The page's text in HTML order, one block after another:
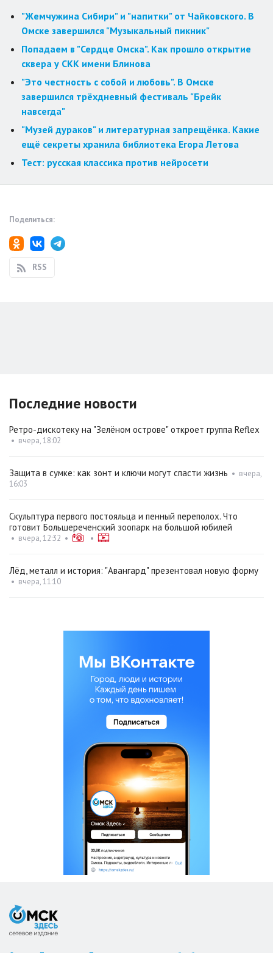
"Жемчужина Сибири" и "напитки" от Чайковского. В
Омске завершился "Музыкальный пикник"
Попадаем в "Сердце Омска". Как прошло открытие
сквера у СКК имени Блинова
"Это честность с собой и любовь". В Омске
завершился трёхдневный фестиваль "Брейк
навсегда"
"Музей дураков" и литературная запрещёнка. Какие
ещё секреты хранила библиотека Егора Летова
Тест: русская классика против нейросети
Поделиться:
RSS
Последние новости
Ретро-дискотеку на "Зелёном острове" откроет группа Reflex
• вчера, 18:02
Защита в сумке: как зонт и ключи могут спасти жизнь • вчера,
16:03
Скульптура первого постояльца и пенный переполох. Что
готовит Большереченский зоопарк на большой юбилей
• вчера, 12:32 • •
Лёд, металл и история: "Авангард" презентовал новую форму
• вчера, 11:10